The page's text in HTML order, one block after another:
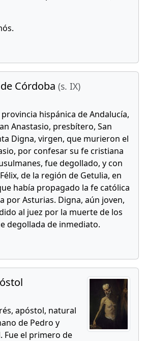
Córdoba (s. IX)
hispánica de Andalucía,
Anastasio, presbítero, San
Digna, virgen, que murieron el
por confesar su fe cristiana
fue degollado, y con
de la región de Getulia, en
había propagado la fe católica
por Asturias. Digna, aún joven,
al juez por la muerte de los
degollada de inmediato.
apóstol, natural
de Pedro y
Fue el primero de